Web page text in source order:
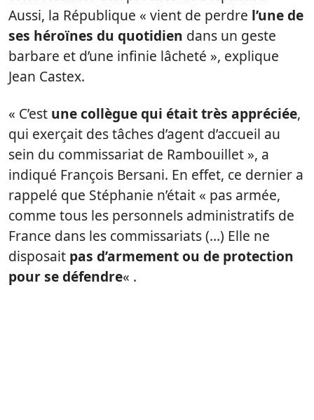
Aussi, la République « vient de perdre l’une de
ses héroïnes du quotidien dans un geste
barbare et d’une infinie lâcheté », explique
Jean Castex.
« C’est une collègue qui était très appréciée,
qui exerçait des tâches d’agent d’accueil au
sein du commissariat de Rambouillet », a
indiqué François Bersani. En effet, ce dernier a
rappelé que Stéphanie n’était « pas armée,
comme tous les personnels administratifs de
France dans les commissariats (…) Elle ne
disposait pas d’armement ou de protection
pour se défendre« .